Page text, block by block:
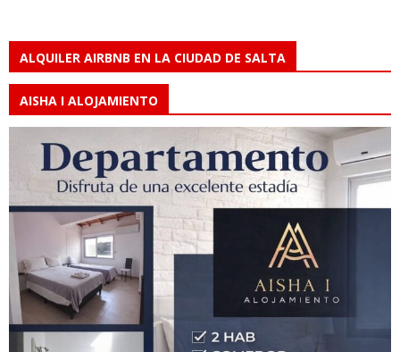
ALQUILER AIRBNB EN LA CIUDAD DE SALTA
AISHA I ALOJAMIENTO